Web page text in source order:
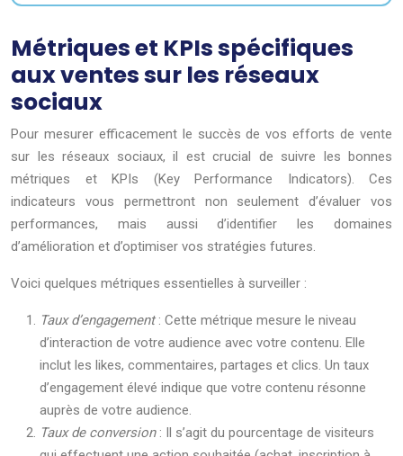
Métriques et KPIs spécifiques
aux ventes sur les réseaux
sociaux
Pour mesurer efficacement le succès de vos efforts de vente
sur les réseaux sociaux, il est crucial de suivre les bonnes
métriques et KPIs (Key Performance Indicators). Ces
indicateurs vous permettront non seulement d’évaluer vos
performances, mais aussi d’identifier les domaines
d’amélioration et d’optimiser vos stratégies futures.
Voici quelques métriques essentielles à surveiller :
Taux d’engagement: Cette métrique mesure le niveau
d’interaction de votre audience avec votre contenu. Elle
inclut les likes, commentaires, partages et clics. Un taux
d’engagement élevé indique que votre contenu résonne
auprès de votre audience.
Taux de conversion : Il s’agit du pourcentage de visiteurs